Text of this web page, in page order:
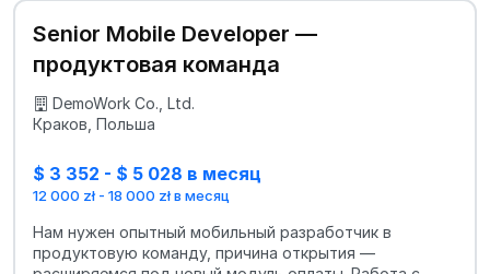
Senior Mobile Developer —
продуктовая команда
DemoWork Co., Ltd.
Краков, Польша
$ 3 352 - $ 5 028 в месяц
12 000 zł - 18 000 zł в месяц
Нам нужен опытный мобильный разработчик в
продуктовую команду, причина открытия —